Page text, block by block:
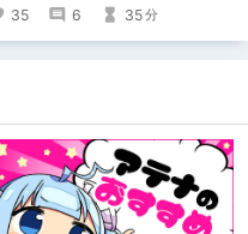
35
6 35分